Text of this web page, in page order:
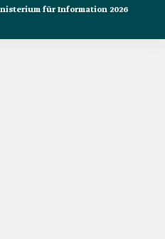
für Information 2026